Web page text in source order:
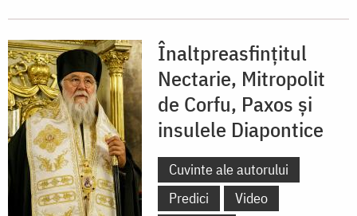
Înaltpreasfinţitul
Nectarie, Mitropolit
de Corfu, Paxos şi
insulele Diapontice
Cuvinte ale autorului
Predici
Video